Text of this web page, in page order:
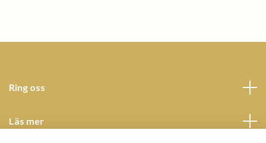
Ring oss
Läs mer